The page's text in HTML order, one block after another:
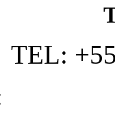
TEL: